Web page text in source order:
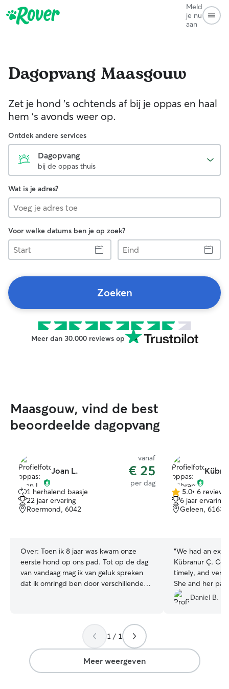
Meld
je nu
aan
Dagopvang Maasgouw
Zet je hond 's ochtends af bij je oppas en haal
hem 's avonds weer op.
Ontdek andere services
Dagopvang
bij de oppas thuis
Wat is je adres?
Voor welke datums ben je op zoek?
Start
Eind
Zoeken
Meer dan 30.000 reviews op
Maasgouw, vind de best
beoordeelde dagopvang
Joan L.
vanaf
€ 25
per dag
1 herhalend baasje
22 jaar ervaring
Roermond, 6042
Over: Toen ik 8 jaar was kwam onze
eerste hond op ons pad. Tot op de dag
van vandaag mag ik van geluk spreken
dat ik omringd ben door verschillende
lastiger verleden die een aangepaste
benadering waarderen. Hier ligt dan ook
mijn kracht. Ik stem af op wat jouw dier
nodig heeft. Rust en duidelijkheid vind ik
erg belangrijk zodat je dier weet waar hij
5.0
van
5
5.0• 6 reviews
6 jaar ervaring
Geleen, 6163
“We had an
Kübranur Ç.
timely, and very
She and her
dog with great
following a
photos, which
was in great
lovely couple,
Daniel B.
1 / 1
Meer weergeven